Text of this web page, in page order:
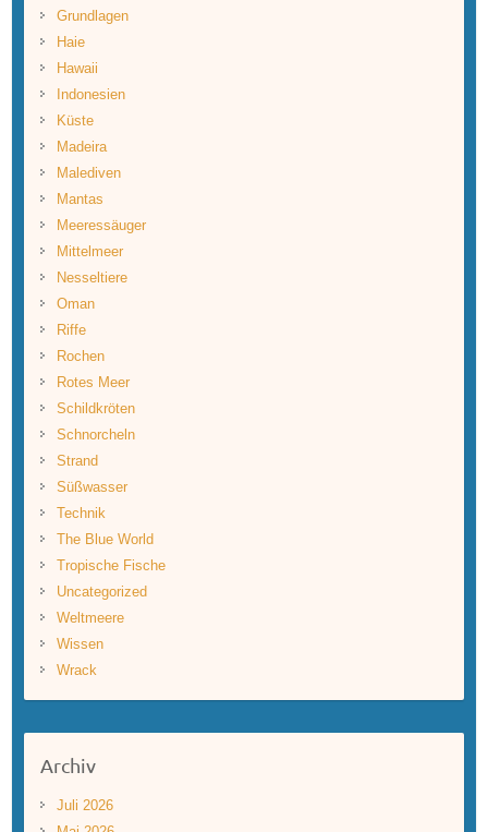
Grundlagen
Haie
Hawaii
Indonesien
Küste
Madeira
Malediven
Mantas
Meeressäuger
Mittelmeer
Nesseltiere
Oman
Riffe
Rochen
Rotes Meer
Schildkröten
Schnorcheln
Strand
Süßwasser
Technik
The Blue World
Tropische Fische
Uncategorized
Weltmeere
Wissen
Wrack
Archiv
Juli 2026